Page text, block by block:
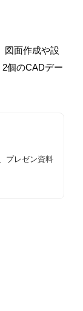
図面作成や設
個のCADデー
プレゼン資料